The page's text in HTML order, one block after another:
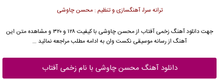
ترانه سرا، آهنگسازی و تنظیم : محسن چاوشی
جهت دانلود آهنگ زخمی آفتاب ازمحسن چاوشی
با کیفیت ۱۲۸ و ۳۲۰ و مشاهده متن این
آهنگ از رسانه موسیقی نکست وان به ادامه مطلب مراجعه نمائید …
دانلود آهنگ محسن چاوشی با نام زخمی آفتاب